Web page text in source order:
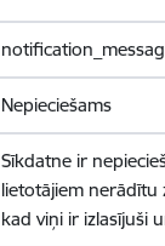
Nepieciešams
Sīkdatne ir
lietotājiem nerādītu
kad viņi ir izlasījuši